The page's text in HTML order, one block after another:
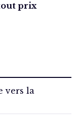
prix
vers la